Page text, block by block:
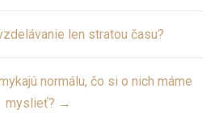
len stratou času?
normálu, čo si o nich máme
myslieť? →